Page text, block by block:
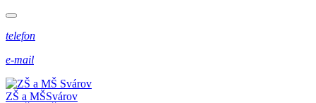
telefon
e-mail
ZŠ a MŠSvárov